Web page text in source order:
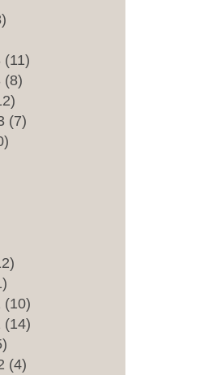
(11)
(8)
(7)
(10)
(14)
(4)